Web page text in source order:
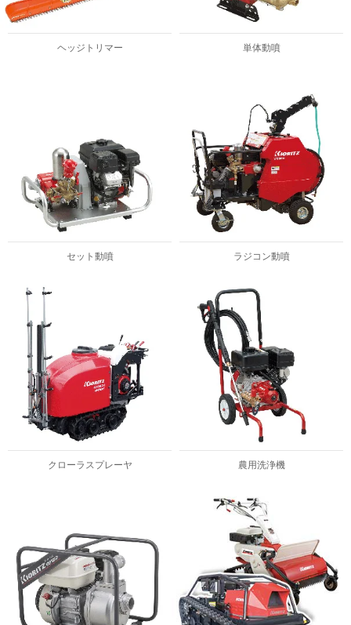
ヘッジトリマー 単体動噴
セット動噴 ラジコン動噴
クローラスプレーヤ 農用洗浄機